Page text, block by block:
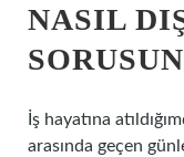
NASIL
İş hayatına
arasında geçen